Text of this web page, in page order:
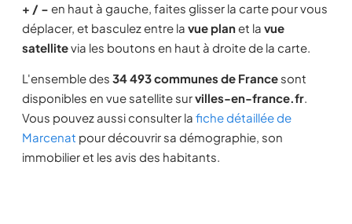
+ / − en haut à gauche, faites glisser la carte pour vous
déplacer, et basculez entre la vue planet la vue
satellitevia les boutons en haut à droite de la carte.
L'ensemble des 34 493 communes de France sont
disponibles en vue satellite survilles-en-france.fr.
Vous pouvez aussi consulter la fiche détaillée de
Marcenat pour découvrir sa démographie, son
immobilier et les avis des habitants.